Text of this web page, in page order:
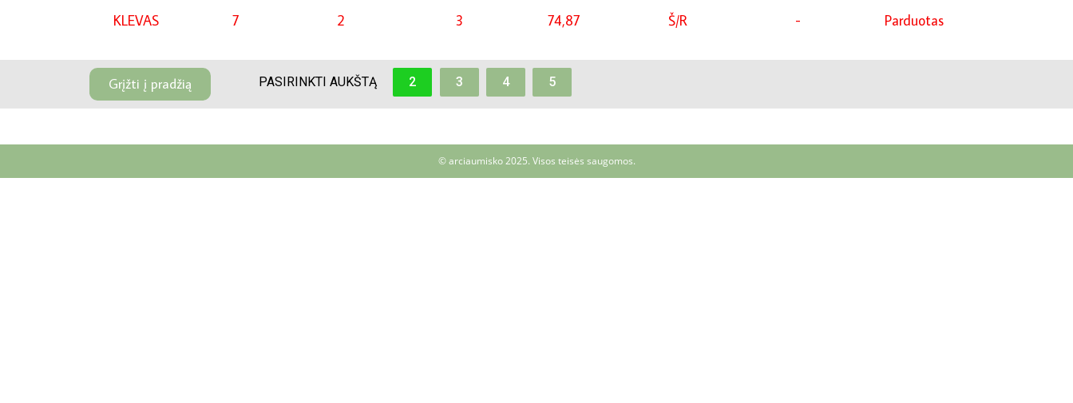
KLEVAS
7 2 3 74,87 Š/R - Parduotas
Grįžti į pradžią PASIRINKTI AUKŠTĄ 2 3 4 5
© arciaumisko 2025. Visos teisės saugomos.